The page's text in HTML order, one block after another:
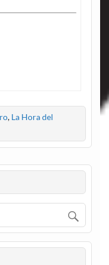
, La Hora del